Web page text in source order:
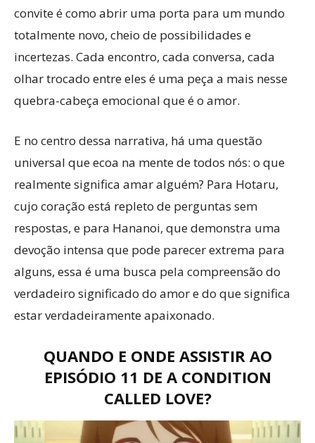
convite é como abrir uma porta para um mundo
totalmente novo, cheio de possibilidades e
incertezas. Cada encontro, cada conversa, cada
olhar trocado entre eles é uma peça a mais nesse
quebra-cabeça emocional que é o amor.
E no centro dessa narrativa, há uma questão
universal que ecoa na mente de todos nós: o que
realmente significa amar alguém? Para Hotaru,
cujo coração está repleto de perguntas sem
respostas, e para Hananoi, que demonstra uma
devoção intensa que pode parecer extrema para
alguns, essa é uma busca pela compreensão do
verdadeiro significado do amor e do que significa
estar verdadeiramente apaixonado.
QUANDO E ONDE ASSISTIR AO
EPISÓDIO 11 DE A CONDITION
CALLED LOVE?